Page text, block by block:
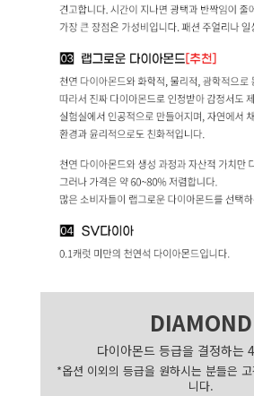
DIAMOND
다이아몬드 등급을 결정하는
*옵션 이외의 등급을 원하시는 분들은
니다.